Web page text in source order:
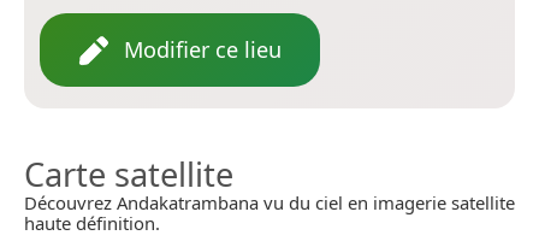
Modifier ce lieu
Carte satellite
Découvrez Andakatrambana vu du ciel en imagerie satellite
haute définition.